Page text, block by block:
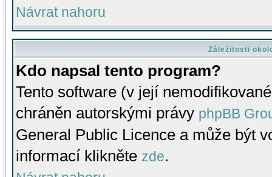
Návrat nahoru
Záležitosti
Kdo napsal tento program?
Tento software (v její
chráněn autorskými právy phpBB
General Public Licence a může být
informací klikněte zde.